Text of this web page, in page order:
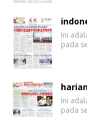
Ini
pada
Ini
pada